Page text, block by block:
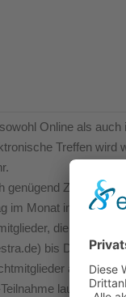
Online als
Treffen wird
genügend Zeit für
im Monat im
die sich für
bis
auf dem
lautet: